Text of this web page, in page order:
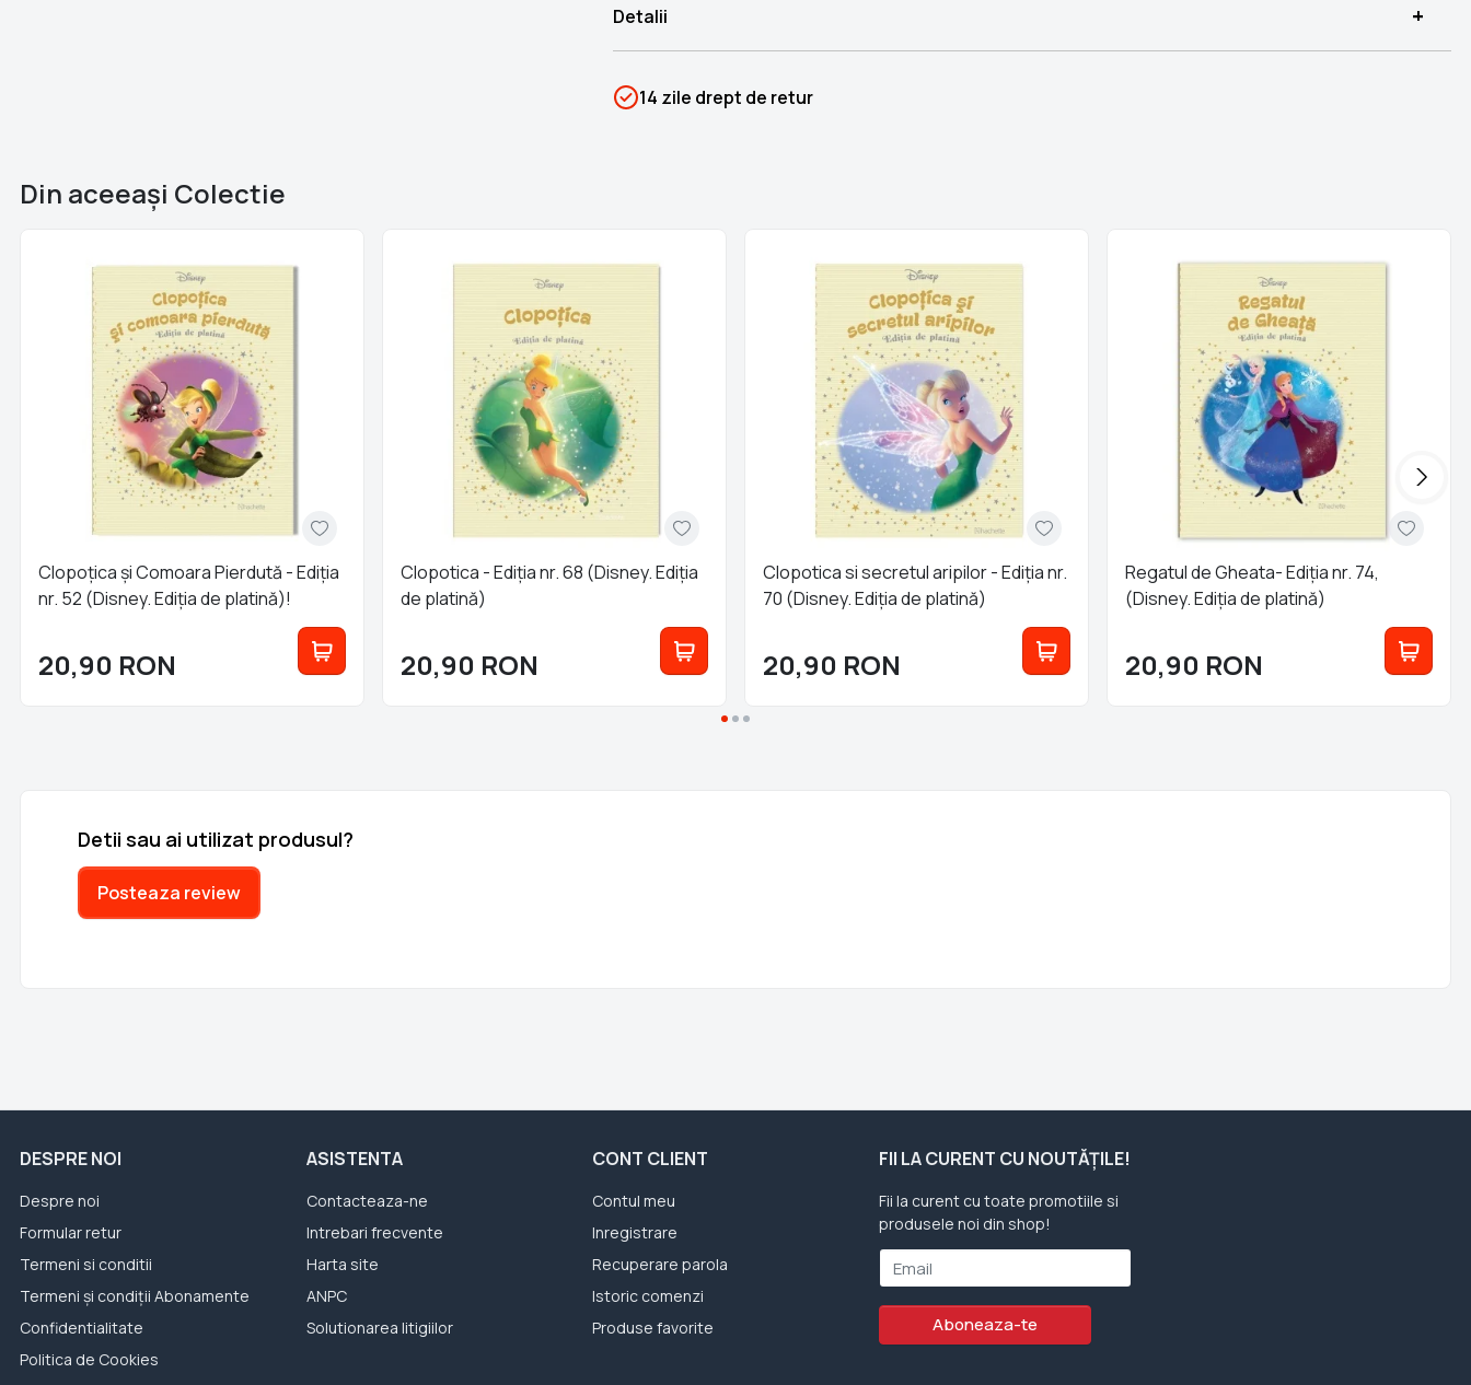
Detalii +
Categorii
Colecția Disney de platină
14 zile drept de retur
Din aceeaşi Colectie
Clopoțica și Comoara Pierdută - Ediția
nr. 52 (Disney. Ediția de platină)!
20,90 RON
Clopotica - Ediția nr. 68 (Disney. Ediția
de platină)
20,90 RON
Clopotica si secretul aripilor - Ediția nr.
70 (Disney. Ediția de platină)
20,90 RON
Regatul de Gheata- Ediția nr. 74,
(Disney. Ediția de platină)
20,90 RON
Detii sau ai utilizat produsul?
Posteaza review
DESPRE NOI
Despre noi
Formular retur
Termeni si conditii
Termeni și condiții Abonamente
Confidentialitate
Politica de Cookies
ASISTENTA
Contacteaza-ne
Intrebari frecvente
Harta site
ANPC
Solutionarea litigiilor
CONT CLIENT
Contul meu
Inregistrare
Recuperare parola
Istoric comenzi
Produse favorite
FII LA CURENT CU NOUTĂȚILE!
Fii la curent cu toate promotiile si
produsele noi din shop!
Email
Aboneaza-te